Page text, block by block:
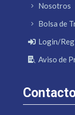
Nosotros
Bolsa de
Login/
Aviso de